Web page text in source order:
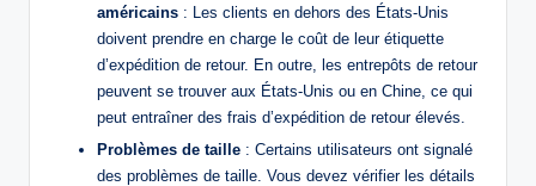
américains : Les clients en dehors des États-Unis
doivent prendre en charge le coût de leur étiquette
d’expédition de retour. En outre, les entrepôts de retour
peuvent se trouver aux États-Unis ou en Chine, ce qui
peut entraîner des frais d’expédition de retour élevés.
Problèmes de taille : Certains utilisateurs ont signalé
des problèmes de taille. Vous devez vérifier les détails